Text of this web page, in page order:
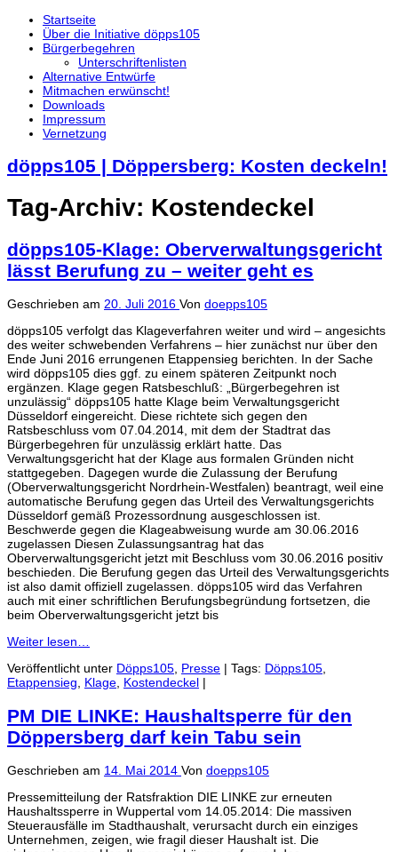
Startseite
Über die Initiative döpps105
Bürgerbegehren
Unterschriftenlisten
Alternative Entwürfe
Mitmachen erwünscht!
Downloads
Impressum
Vernetzung
döpps105 | Döppersberg: Kosten deckeln!
Tag-Archiv: Kostendeckel
döpps105-Klage: Oberverwaltungsgericht
lässt Berufung zu – weiter geht es
Geschrieben am 20. Juli 2016 Von doepps105
döpps105 verfolgt das Klageverfahren weiter und wird – angesichts
des weiter schwebenden Verfahrens – hier zunächst nur über den
Ende Juni 2016 errungenen Etappensieg berichten. In der Sache
wird döpps105 dies ggf. zu einem späteren Zeitpunkt noch
ergänzen. Klage gegen Ratsbeschluß: „Bürgerbegehren ist
unzulässig“ döpps105 hatte Klage beim Verwaltungsgericht
Düsseldorf eingereicht. Diese richtete sich gegen den
Ratsbeschluss vom 07.04.2014, mit dem der Stadtrat das
Bürgerbegehren für unzulässig erklärt hatte. Das
Verwaltungsgericht hat der Klage aus formalen Gründen nicht
stattgegeben. Dagegen wurde die Zulassung der Berufung
(Oberverwaltungsgericht Nordrhein-Westfalen) beantragt, weil eine
automatische Berufung gegen das Urteil des Verwaltungsgerichts
Düsseldorf gemäß Prozessordnung ausgeschlossen ist.
Beschwerde gegen die Klageabweisung wurde am 30.06.2016
zugelassen Diesen Zulassungsantrag hat das
Oberverwaltungsgericht jetzt mit Beschluss vom 30.06.2016 positiv
beschieden. Die Berufung gegen das Urteil des Verwaltungsgerichts
ist also damit offiziell zugelassen. döpps105 wird das Verfahren
auch mit einer schriftlichen Berufungsbegründung fortsetzen, die
beim Oberverwaltungsgericht jetzt bis
Weiter lesen…
Veröffentlicht unter Döpps105, Presse | Tags: Döpps105,
Etappensieg, Klage, Kostendeckel |
PM DIE LINKE: Haushaltsperre für den
Döppersberg darf kein Tabu sein
Geschrieben am 14. Mai 2014 Von doepps105
Pressemitteilung der Ratsfraktion DIE LINKE zur erneuten
Haushaltssperre in Wuppertal vom 14.05.2014: Die massiven
Steuerausfälle im Stadthaushalt, verursacht durch ein einziges
Unternehmen, zeigen, wie fragil dieser Haushalt ist. Die